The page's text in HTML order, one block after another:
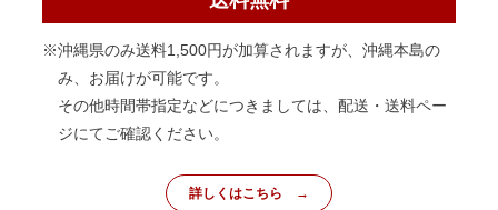
※沖縄県のみ送料1,500円が加算されますが、沖縄本島の
み、お届けが可能です。
その他時間帯指定などにつきましては、配送・送料ペー
ジにてご確認ください。
詳しくはこちら